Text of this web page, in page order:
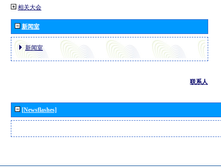
相关大会
新闻室
新闻室
联系人
[Newsflashes]